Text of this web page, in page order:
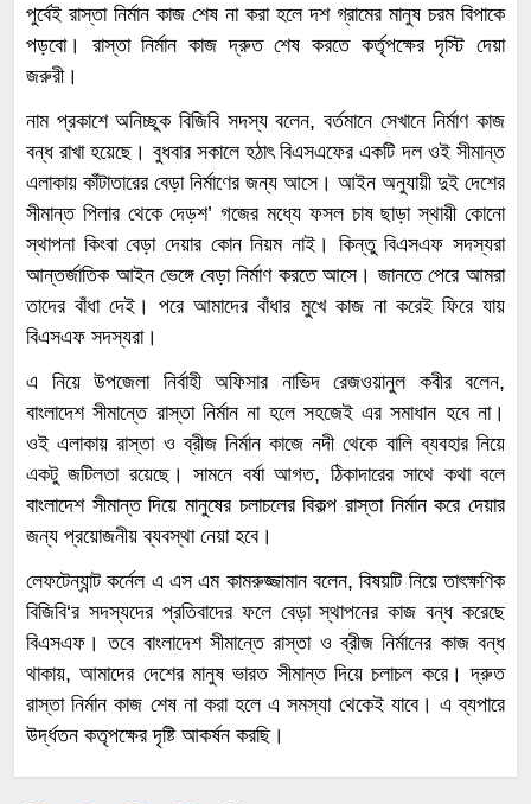
পুর্বেই রাস্তা নির্মান কাজ শেষ না করা হলে দশ গ্রামের মানুষ চরম বিপাকে
পড়বো। রাস্তা নির্মান কাজ দ্রুত শেষ করতে কর্তৃপক্ষের দৃস্টি দেয়া
জরুরী।
নাম প্রকাশে অনিচ্ছুক বিজিবি সদস্য বলেন, বর্তমানে সেখানে নির্মাণ কাজ
বন্ধ রাখা হয়েছে। বুধবার সকালে হঠাৎ বিএসএফের একটি দল ওই সীমান্ত
এলাকায় কাঁটাতারের বেড়া নির্মাণের জন্য আসে। আইন অনুযায়ী দুই দেশের
সীমান্ত পিলার থেকে দেড়শ’ গজের মধ্যে ফসল চাষ ছাড়া স্থায়ী কোনো
স্থাপনা কিংবা বেড়া দেয়ার কোন নিয়ম নাই। কিন্তু বিএসএফ সদস্যরা
আন্তর্জাতিক আইন ভেঙ্গে বেড়া নির্মাণ করতে আসে। জানতে পেরে আমরা
তাদের বাঁধা দেই। পরে আমাদের বাঁধার মুখে কাজ না করেই ফিরে যায়
বিএসএফ সদস্যরা।
এ নিয়ে উপজেলা নির্বাহী অফিসার নাভিদ রেজওয়ানুল কবীর বলেন,
বাংলাদেশ সীমান্তে রাস্তা নির্মান না হলে সহজেই এর সমাধান হবে না।
ওই এলাকায় রাস্তা ও ব্রীজ নির্মান কাজে নদী থেকে বালি ব্যবহার নিয়ে
একটু জটিলতা রয়েছে। সামনে বর্ষা আগত, ঠিকাদারের সাথে কথা বলে
বাংলাদেশ সীমান্ত দিয়ে মানুষের চলাচলের বিকল্প রাস্তা নির্মান করে দেয়ার
জন্য প্রয়োজনীয় ব্যবস্থা নেয়া হবে।
লেফটেন্যান্ট কর্নেল এ এস এম কামরুজ্জামান বলেন, বিষয়টি নিয়ে তাৎক্ষণিক
বিজিবি‘র সদস্যদের প্রতিবাদের ফলে বেড়া স্থাপনের কাজ বন্ধ করেছে
বিএসএফ। তবে বাংলাদেশ সীমান্তে রাস্তা ও ব্রীজ নির্মানের কাজ বন্ধ
থাকায়, আমাদের দেশের মানুষ ভারত সীমান্ত দিয়ে চলাচল করে। দ্রুত
রাস্তা নির্মান কাজ শেষ না করা হলে এ সমস্যা থেকেই যাবে। এ ব্যপারে
উর্দ্ধতন কতৃপক্ষের দৃষ্টি আকর্ষন করছি।